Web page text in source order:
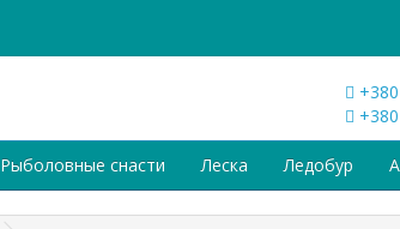
Рыболовные снасти Леска Ледобур